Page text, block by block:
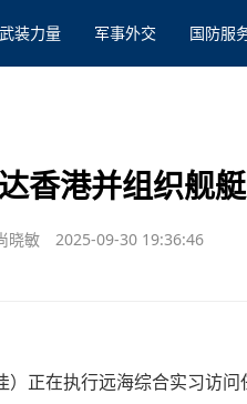
武装力量 军事外交 国防服
香港并组织舰
晓敏 2025-09-30 19:36:46
正在执行远海综合实习访